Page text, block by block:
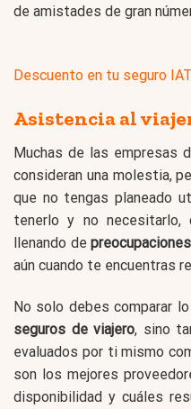
de amistades de gran
Descuento en tu seguro
Asistencia al
Muchas de las empresas
consideran una molestia,
que no tengas planeado
tenerlo y no necesitarlo,
llenando de preocupaciones
aún cuando te encuentras
No solo debes comparar
seguros de viajero, sino
evaluados por ti mismo
son los mejores
disponibilidad y cuáles